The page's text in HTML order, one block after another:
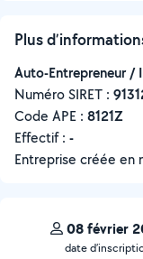
Plus
Auto-Entrepreneur /
Numéro SIRET :
Code APE : 8121Z
Effectif : -
Entreprise créée en
08 février
date